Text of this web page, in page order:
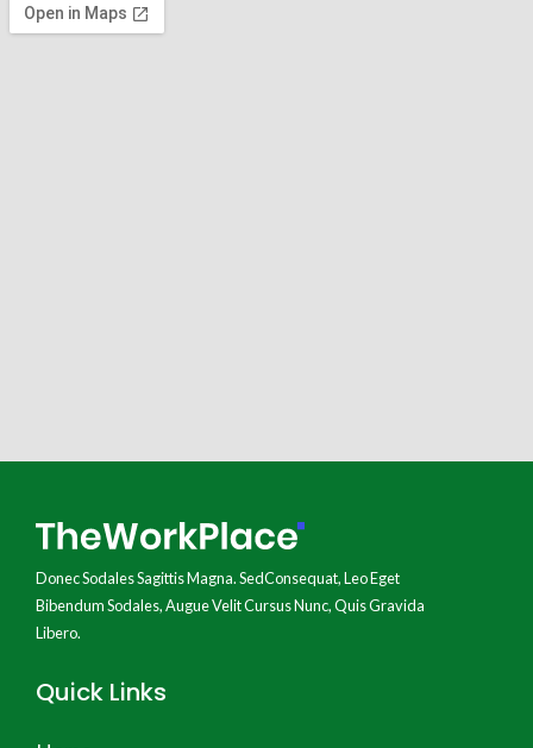
Donec Sodales Sagittis Magna. SedConsequat, Leo Eget
Bibendum Sodales, Augue Velit Cursus Nunc, Quis Gravida
Libero.
Quick Links